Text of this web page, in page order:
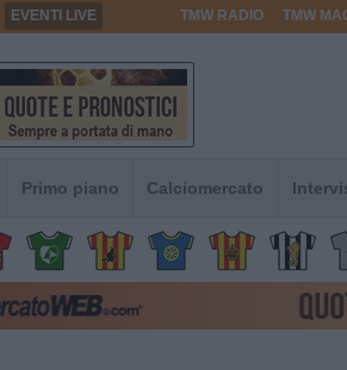
EVENTI LIVE TMW RADIO TMW
Primo piano Calciomercato